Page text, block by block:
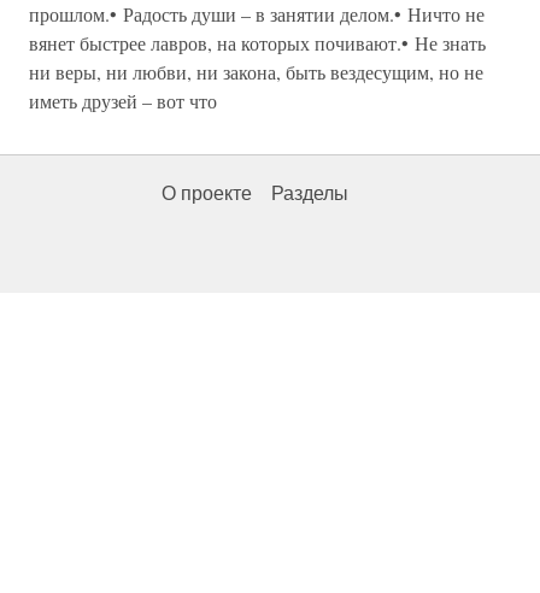
прошлом.• Радость души – в занятии делом.• Ничто не
вянет быстрее лавров, на которых почивают.• Не знать
ни веры, ни любви, ни закона, быть вездесущим, но не
иметь друзей – вот что
О проекте Разделы